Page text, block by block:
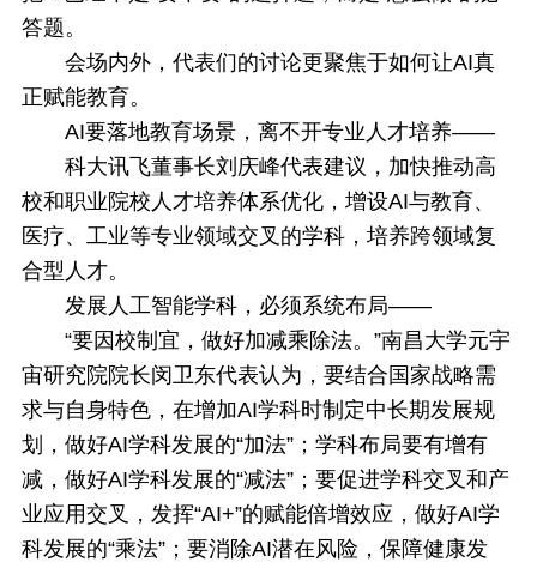
答题。
会场内外，代表们的讨论更聚焦于如何让AI真
正赋能教育。
AI要落地教育场景，离不开专业人才培养——
科大讯飞董事长刘庆峰代表建议，加快推动高
校和职业院校人才培养体系优化，增设AI与教育、
医疗、工业等专业领域交叉的学科，培养跨领域复
合型人才。
发展人工智能学科，必须系统布局——
“要因校制宜，做好加减乘除法。”南昌大学元宇
宙研究院院长闵卫东代表认为，要结合国家战略需
求与自身特色，在增加AI学科时制定中长期发展规
划，做好AI学科发展的“加法”；学科布局要有增有
减，做好AI学科发展的“减法”；要促进学科交叉和产
业应用交叉，发挥“AI+”的赋能倍增效应，做好AI学
科发展的“乘法”；要消除AI潜在风险，保障健康发